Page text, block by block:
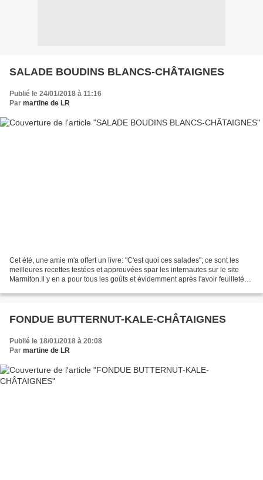
SALADE BOUDINS BLANCS-CHÂTAIGNES
Publié le 24/01/2018 à 11:16
Par martine de LR
Cet été, une amie m'a offert un livre: "C'est quoi ces salades"; ce sont les
meilleures recettes testées et approuvées spar les internautes sur le site
Marmiton.Il y en a pour tous les goûts et évidemment après l'avoir feuilleté
FONDUE BUTTERNUT-KALE-CHÂTAIGNES
Publié le 18/01/2018 à 20:08
Par martine de LR